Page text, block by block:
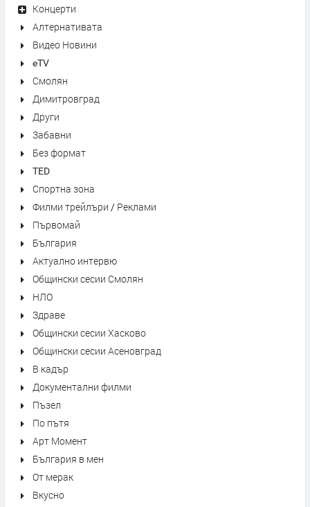
Концерти
Алтернативата
Видео Новини
eTV
Смолян
Димитровград
Други
Забавни
Без формат
TED
Спортна зона
Филми трейлъри / Реклами
Първомай
България
Актуално интервю
Общински сесии Смолян
НЛО
Здраве
Общински сесии Хасково
Общински сесии Асеновград
В кадър
Документални филми
Пъзел
По пътя
Арт Момент
България в мен
От мерак
Вкусно